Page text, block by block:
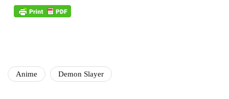
Anime Demon Slayer